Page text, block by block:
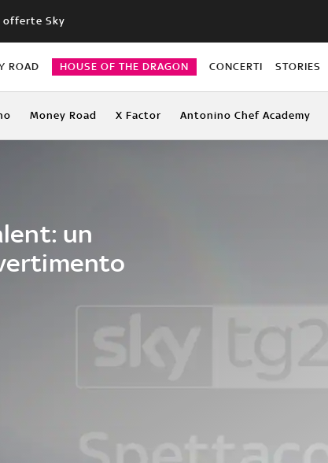
Sky
ROAD HOUSE OF THE DRAGON CONCERTI STORIES
Money Road X Factor Antonino Chef Academy
un